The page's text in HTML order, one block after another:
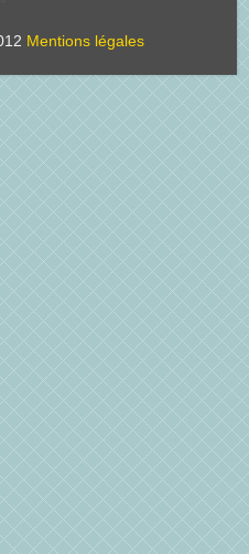
Mentions légales